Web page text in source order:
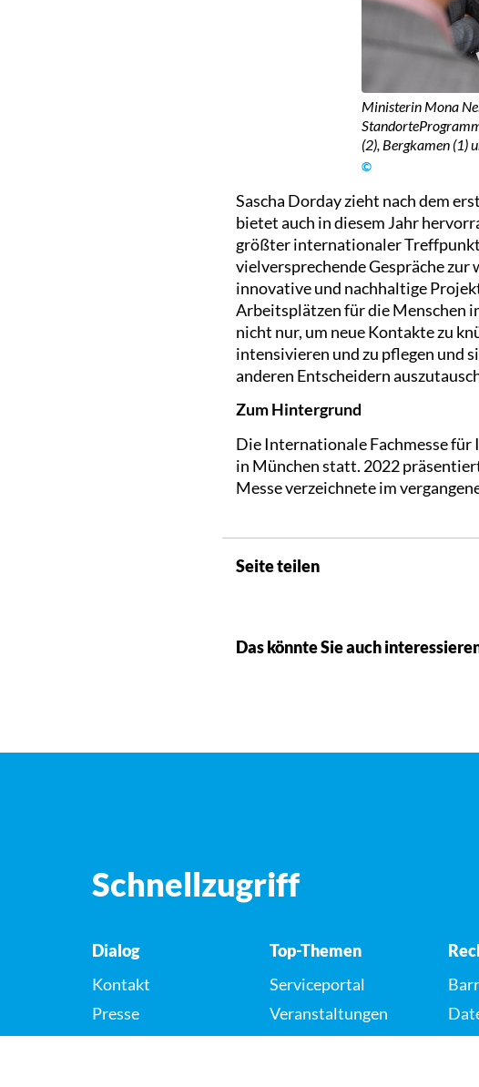
Ministerin Mona
(2), Bergkamen (1)
©
Sascha Dorday zieht nach dem
bietet auch in diesem Jahr
größter internationaler
vielversprechende Gespräche
innovative und nachhaltige
Arbeitsplätzen für die Menschen
nicht nur, um neue Kontakte zu
intensivieren und zu pflegen und
anderen Entscheidern
Zum Hintergrund
Die Internationale Fachmesse
in München statt. 2022
Messe verzeichnete im
Seite teilen
Das könnte Sie auch
Schnellzugriff
Dialog
Kontakt
Presse
Top-Themen
Serviceportal
Veranstaltungen
Karriere